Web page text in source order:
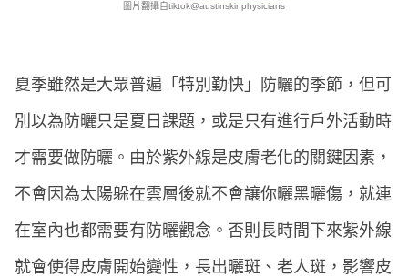
圖片翻攝自tiktok@austinskinphysicians
夏季雖然是大眾普遍「特別勤快」防曬的季節，但可
別以為防曬只是夏日課題，或是只有進行戶外活動時
才需要做防曬。由於紫外線是皮膚老化的關鍵因素，
不會因為太陽躲在雲層後就不會讓你曬黑曬傷，就連
在室內也都需要有防曬觀念。否則長時間下來紫外線
就會使得皮膚開始變性，長出曬斑、老人斑，影響皮